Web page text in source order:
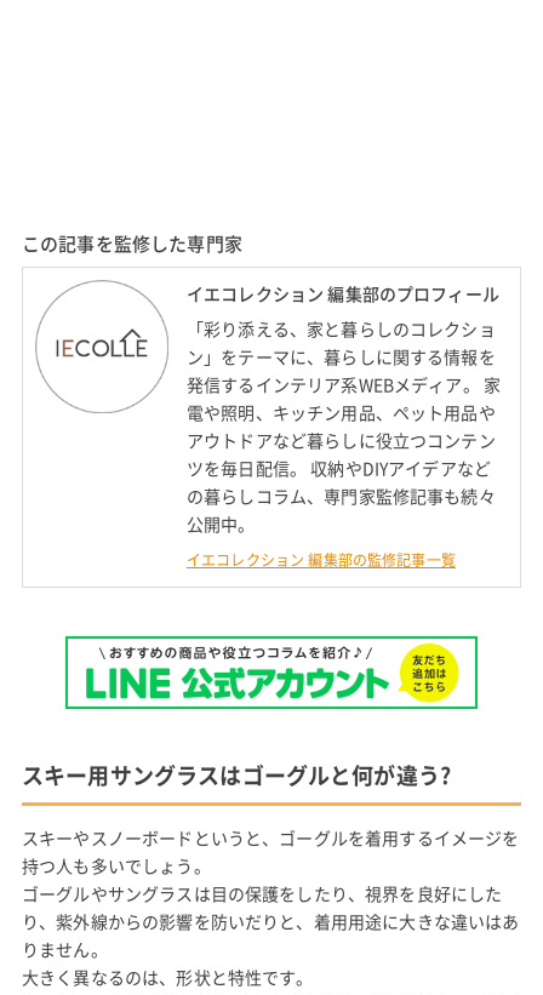
この記事を監修した専門家
イエコレクション 編集部のプロフィール
「彩り添える、家と暮らしのコレクショ
ン」をテーマに、暮らしに関する情報を
発信するインテリア系WEBメディア。 家
電や照明、キッチン用品、ペット用品や
アウトドアなど暮らしに役立つコンテン
ツを毎日配信。 収納やDIYアイデアなど
の暮らしコラム、専門家監修記事も続々
公開中。
イエコレクション 編集部の監修記事一覧
スキー用サングラスはゴーグルと何が違う?
スキーやスノーボードというと、ゴーグルを着用するイメージを
持つ人も多いでしょう。
ゴーグルやサングラスは目の保護をしたり、視界を良好にした
り、紫外線からの影響を防いだりと、着用用途に大きな違いはあ
りません。
大きく異なるのは、形状と特性です。